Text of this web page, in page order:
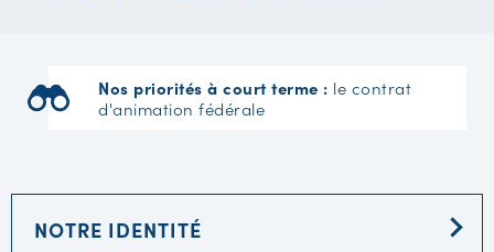
Nos priorités à court terme : le contrat
d'animation fédérale
NOTRE IDENTITÉ